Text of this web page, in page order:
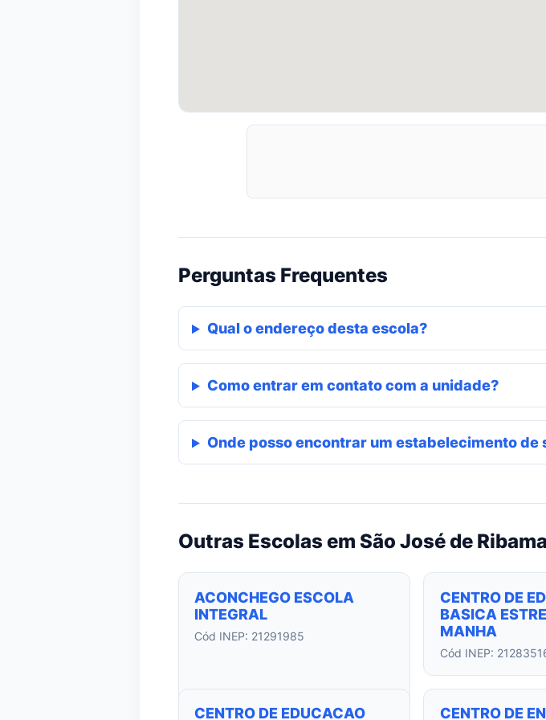
Perguntas Frequentes
Qual o endereço desta escola?
Como entrar em contato com a unidade?
Onde posso encontrar um estabelecimento de
Outras Escolas em São José de
ACONCHEGO ESCOLA
INTEGRAL
Cód INEP: 21291985
CENTRO DE
BASICA
MANHA
Cód INEP:
CENTRO DE EDUCACAO CENTRO DE